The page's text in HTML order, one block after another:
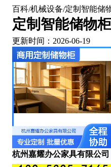
百科/机械设备/定制智能储
定制智能储物柜
更新时间：2026-06-19
杭州嘉耀办公家具有限公司